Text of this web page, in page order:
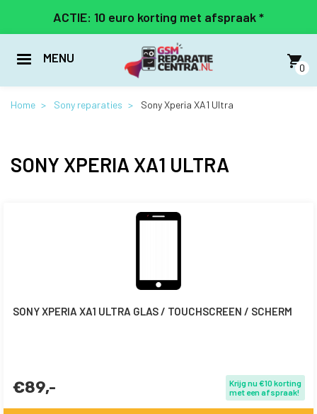
naar
inhoud
ACTIE: 10 euro korting met afspraak *
MENU
0
Home Sony reparaties Sony Xperia XA1 Ultra
SONY XPERIA XA1 ULTRA
SONY XPERIA XA1 ULTRA GLAS / TOUCHSCREEN / SCHERM
€89,-
Krijg nu €10 korting
met een afspraak!